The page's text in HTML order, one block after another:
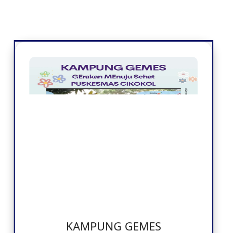
KAMPUNG GEMES